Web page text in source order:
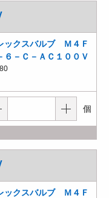
ックスバルブ Ｍ４Ｆ
６－Ｃ－ＡＣ１００Ｖ
個
ックスバルブ Ｍ４Ｆ